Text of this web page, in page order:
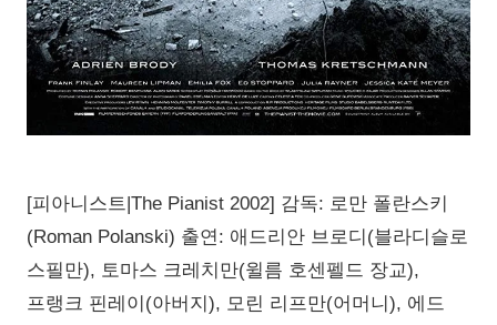
[피아니스트|The Pianist 2002] 감독: 로만 폴란스키
(Roman Polanski) 출연: 애드리안 브로디(블라디슬로
스필만), 토마스 크레치만(윌름 호센펠드 장교),
프랭크 핀레이(아버지), 모린 리프만(어머니), 에드